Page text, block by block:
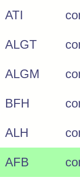
ATI
ALGT
ALGM
BFH
ALH
AFB